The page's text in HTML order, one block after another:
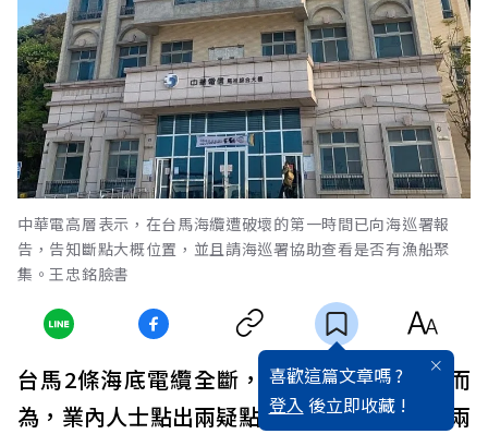
中華電高層表示，在台馬海纜遭破壞的第一時間已向海巡署報
告，告知斷點大概位置，並且請海巡署協助查看是否有漁船聚
集。王忠銘臉書
喜歡這篇文章嗎 ?
登入 後立即收藏 !
台馬2條海底電纜全斷，遭疑是中國船蓄意而
為，業內人士點出兩疑點指出，6天之內台馬兩